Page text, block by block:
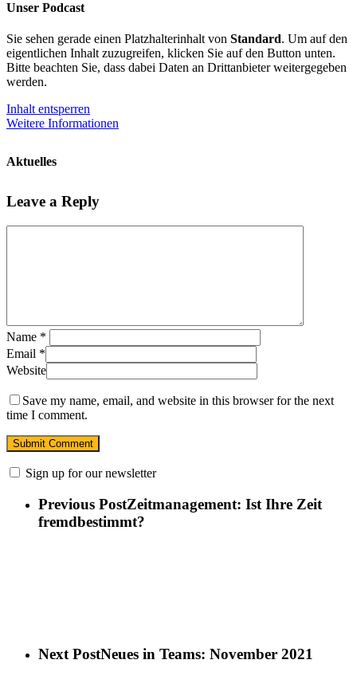
Unser Podcast
Sie sehen gerade einen Platzhalterinhalt von Standard. Um auf den
eigentlichen Inhalt zuzugreifen, klicken Sie auf den Button unten.
Bitte beachten Sie, dass dabei Daten an Drittanbieter weitergegeben
werden.
Inhalt entsperren
Weitere Informationen
Aktuelles
Leave a Reply
Name *
Email *
Website
Save my name, email, and website in this browser for the next
time I comment.
Sign up for our newsletter
Previous PostZeitmanagement: Ist Ihre Zeit
fremdbestimmt?
Next PostNeues in Teams: November 2021